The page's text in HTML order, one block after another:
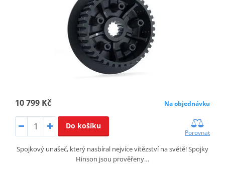
10 799 Kč Na objednávku
Do košíku
Porovnat
Spojkový unašeč, který nasbíral nejvíce vítězství na světě! Spojky
Hinson jsou prověřeny…